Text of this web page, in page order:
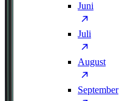
Juni
Juli
August
September